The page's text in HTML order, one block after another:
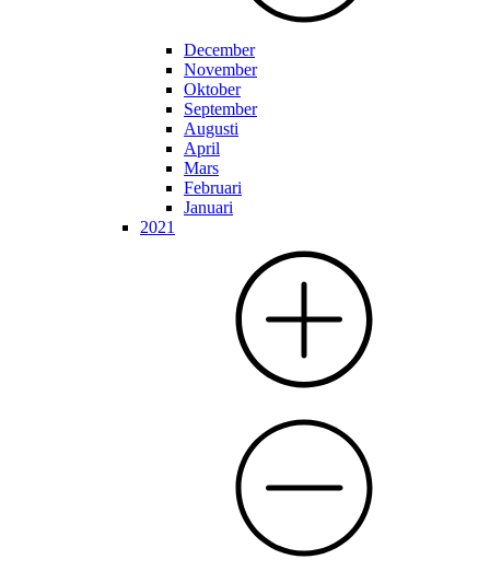
December
November
Oktober
September
Augusti
April
Mars
Februari
Januari
2021